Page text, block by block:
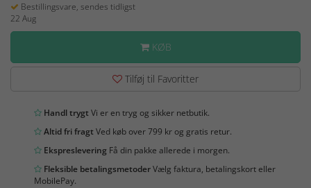
Bestillingsvare, sendes tidligst
22 Aug
KØB
Tilføj til Favoritter
Handl trygtVi er en tryg og sikker netbutik.
Altid fri fragtVed køb over 799 kr og gratis retur.
Ekspreslevering Få din pakke allerede i morgen.
Fleksible betalingsmetoderVælg faktura, betalingskort eller
MobilePay.